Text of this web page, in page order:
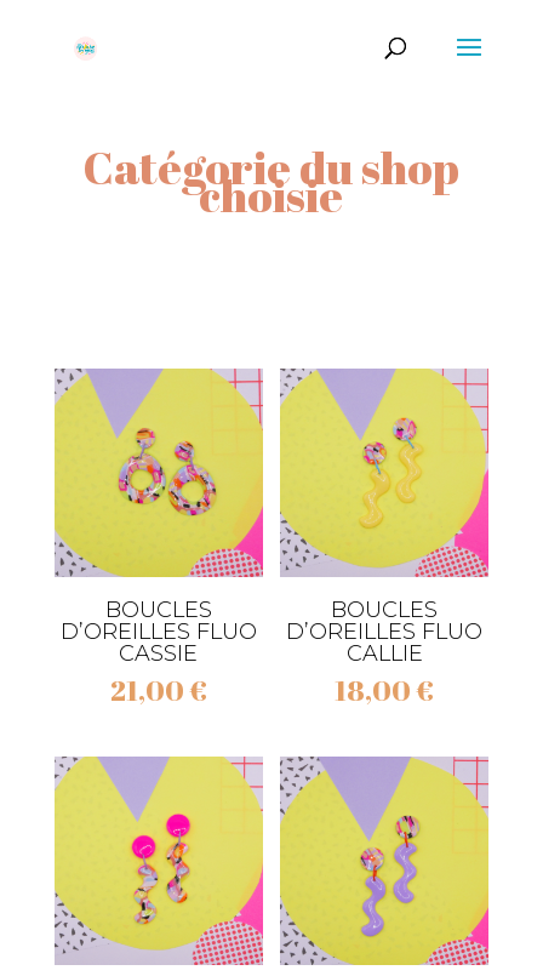
Catégorie du shop
choisie
BOUCLES
D’OREILLES FLUO
CASSIE
21,00€
BOUCLES
D’OREILLES FLUO
CALLIE
18,00€